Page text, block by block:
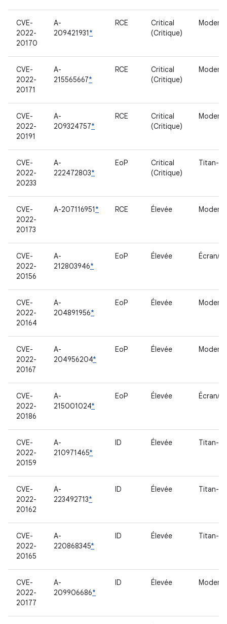
CVE-
2022-
20170
A-
209421931*
RCE
Critical
(Critique)
Modem
CVE-
2022-
20171
A-
215565667*
RCE
Critical
(Critique)
Modem
CVE-
2022-
20191
A-
209324757*
RCE
Critical
(Critique)
Modem
CVE-
2022-
20233
A-
222472803*
EoP
Critical
(Critique)
Titan-M
CVE-
2022-
20173
A-207116951* RCE Élevée Modem
CVE-
2022-
20156
A-
212803946*
EoP Élevée Écran/
CVE-
2022-
20164
A-
204891956*
EoP Élevée Modem
CVE-
2022-
20167
A-
204956204*
EoP Élevée Modem
CVE-
2022-
20186
A-
215001024*
EoP Élevée Écran/
CVE-
2022-
20159
A-
210971465*
ID Élevée Titan-M
CVE-
2022-
20162
A-
223492713*
ID Élevée Titan-M
CVE-
2022-
20165
A-
220868345*
ID Élevée Titan-M
CVE-
2022-
20177
A-
209906686*
ID Élevée Modem